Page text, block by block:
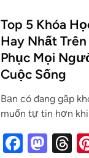
Top 5 Khóa
Hay Nhất
Phục Mọi
Cuộc Sống
Bạn có đang gặp
muốn tự tin hơn
F
M T